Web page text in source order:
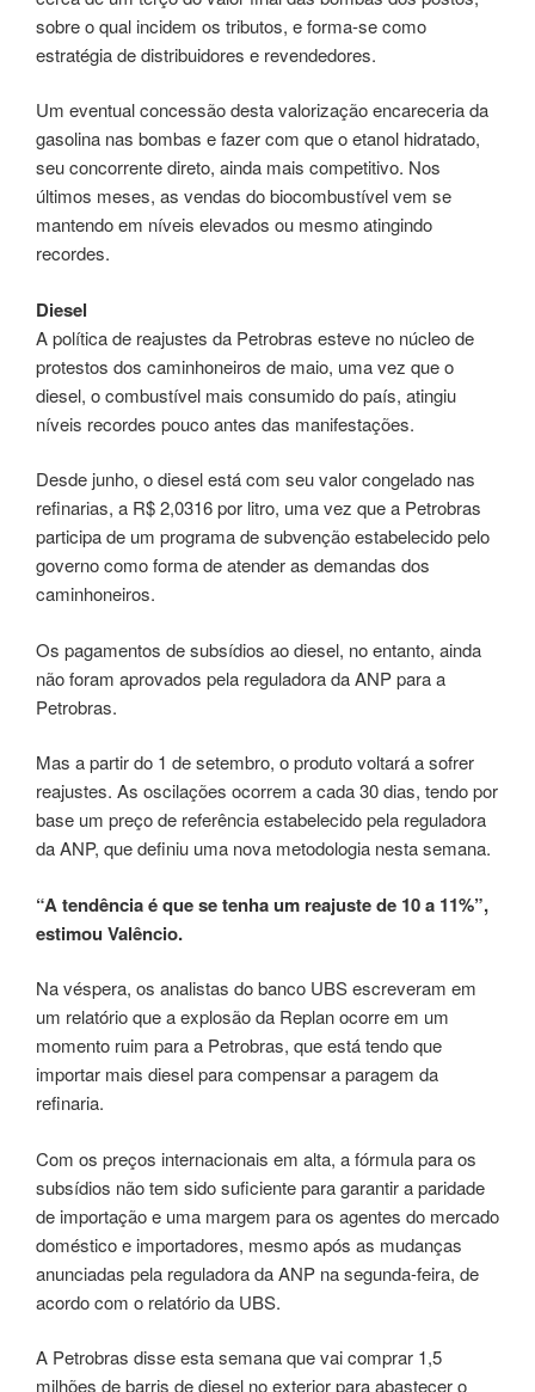
sobre o qual incidem os tributos, e forma-se como
estratégia de distribuidores e revendedores.
Um eventual concessão desta valorização encareceria da
gasolina nas bombas e fazer com que o etanol hidratado,
seu concorrente direto, ainda mais competitivo. Nos
últimos meses, as vendas do biocombustível vem se
mantendo em níveis elevados ou mesmo atingindo
recordes.
Diesel
A política de reajustes da Petrobras esteve no núcleo de
protestos dos caminhoneiros de maio, uma vez que o
diesel, o combustível mais consumido do país, atingiu
níveis recordes pouco antes das manifestações.
Desde junho, o diesel está com seu valor congelado nas
refinarias, a R$ 2,0316 por litro, uma vez que a Petrobras
participa de um programa de subvenção estabelecido pelo
governo como forma de atender as demandas dos
caminhoneiros.
Os pagamentos de subsídios ao diesel, no entanto, ainda
não foram aprovados pela reguladora da ANP para a
Petrobras.
Mas a partir do 1 de setembro, o produto voltará a sofrer
reajustes. As oscilações ocorrem a cada 30 dias, tendo por
base um preço de referência estabelecido pela reguladora
da ANP, que definiu uma nova metodologia nesta semana.
“A tendência é que se tenha um reajuste de 10 a 11%”,
estimou Valêncio.
Na véspera, os analistas do banco UBS escreveram em
um relatório que a explosão da Replan ocorre em um
momento ruim para a Petrobras, que está tendo que
importar mais diesel para compensar a paragem da
refinaria.
Com os preços internacionais em alta, a fórmula para os
subsídios não tem sido suficiente para garantir a paridade
de importação e uma margem para os agentes do mercado
doméstico e importadores, mesmo após as mudanças
anunciadas pela reguladora da ANP na segunda-feira, de
acordo com o relatório da UBS.
A Petrobras disse esta semana que vai comprar 1,5
milhões de barris de diesel no exterior para abastecer o